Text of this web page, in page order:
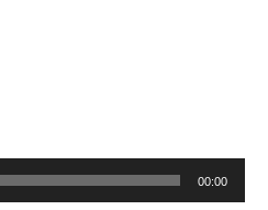
00:00